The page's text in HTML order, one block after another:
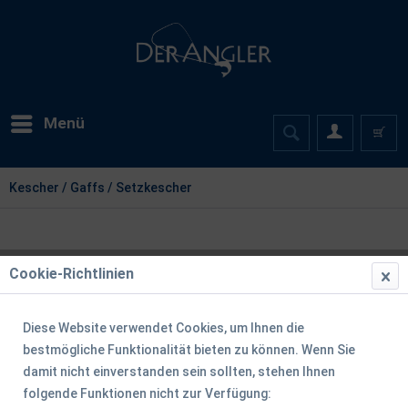
Menü
Kescher / Gaffs / Setzkescher
Cookie-Richtlinien
Diese Website verwendet Cookies, um Ihnen die
bestmögliche Funktionalität bieten zu können. Wenn Sie
damit nicht einverstanden sein sollten, stehen Ihnen
folgende Funktionen nicht zur Verfügung: